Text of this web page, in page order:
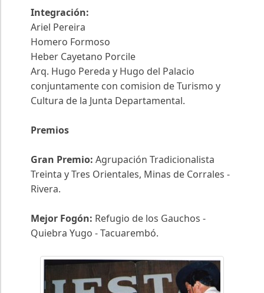
Integración:
Ariel Pereira
Homero Formoso
Heber Cayetano Porcile
Arq. Hugo Pereda y Hugo del Palacio
conjuntamente con comision de Turismo y
Cultura de la Junta Departamental.
Premios
Gran Premio: Agrupación Tradicionalista
Treinta y Tres Orientales, Minas de Corrales -
Rivera.
Mejor Fogón: Refugio de los Gauchos -
Quiebra Yugo - Tacuarembó.